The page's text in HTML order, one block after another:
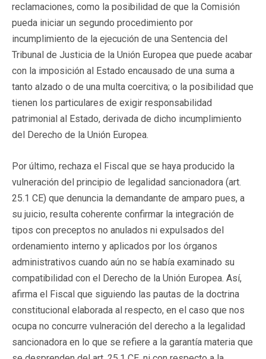
reclamaciones, como la posibilidad de que la Comisión
pueda iniciar un segundo procedimiento por
incumplimiento de la ejecución de una Sentencia del
Tribunal de Justicia de la Unión Europea que puede acabar
con la imposición al Estado encausado de una suma a
tanto alzado o de una multa coercitiva; o la posibilidad que
tienen los particulares de exigir responsabilidad
patrimonial al Estado, derivada de dicho incumplimiento
del Derecho de la Unión Europea.
Por último, rechaza el Fiscal que se haya producido la
vulneración del principio de legalidad sancionadora (art.
25.1 CE) que denuncia la demandante de amparo pues, a
su juicio, resulta coherente confirmar la integración de
tipos con preceptos no anulados ni expulsados del
ordenamiento interno y aplicados por los órganos
administrativos cuando aún no se había examinado su
compatibilidad con el Derecho de la Unión Europea. Así,
afirma el Fiscal que siguiendo las pautas de la doctrina
constitucional elaborada al respecto, en el caso que nos
ocupa no concurre vulneración del derecho a la legalidad
sancionadora en lo que se refiere a la garantía materia que